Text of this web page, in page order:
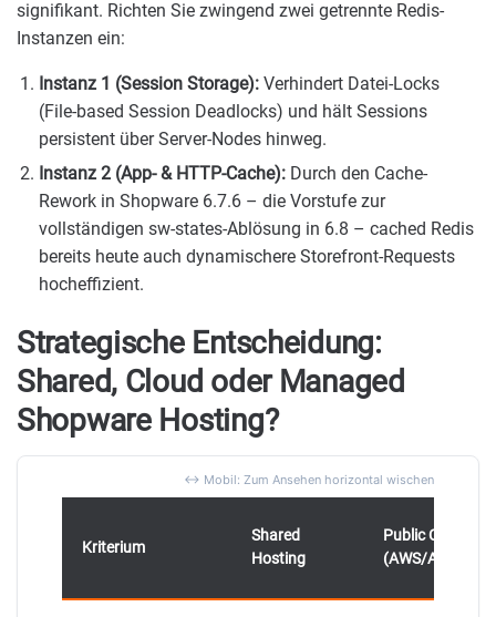
signifikant. Richten Sie zwingend zwei getrennte Redis-
Instanzen ein:
Instanz 1 (Session Storage): Verhindert Datei-Locks
(File-based Session Deadlocks) und hält Sessions
persistent über Server-Nodes hinweg.
Instanz 2 (App- & HTTP-Cache): Durch den Cache-
Rework in Shopware 6.7.6 – die Vorstufe zur
vollständigen sw-states-Ablösung in 6.8 – cached Redis
bereits heute auch dynamischere Storefront-Requests
hocheffizient.
Strategische Entscheidung:
Shared, Cloud oder Managed
Shopware Hosting?
Kriterium
Shared
Hosting
Public Cloud
(AWS/Azure)